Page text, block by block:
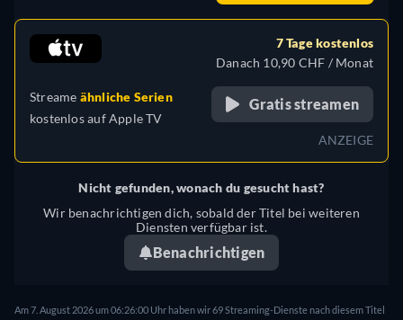
Spanisch, Spanisch
(Lateinamerika), Französisch,
(Brasilien), Türkisch
Streame ähnliche Serien
kostenlos aufApple TV
7 Tage kostenlos
Danach 10,90 CHF / Monat
Gratis streamen
ANZEIGE
Nicht gefunden, wonach du gesucht hast?
Wir benachrichtigen dich, sobald der Titel bei weiteren
Diensten verfügbar ist.
Benachrichtigen
Am 7. August 2026 um 06:26:00 Uhr haben wir 69 Streaming-Dienste nach diesem Titel